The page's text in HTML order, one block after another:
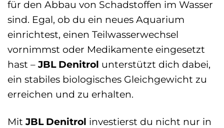
für den Abbau von Schadstoffen im Wasser
sind. Egal, ob du ein neues Aquarium
einrichtest, einen Teilwasserwechsel
vornimmst oder Medikamente eingesetzt
hast –JBL Denitrol unterstützt dich dabei,
ein stabiles biologisches Gleichgewicht zu
erreichen und zu erhalten.
MitJBL Denitrol investierst du nicht nur in